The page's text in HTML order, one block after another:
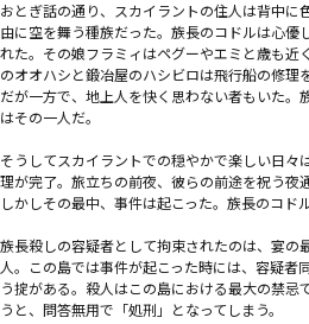
おとぎ話の通り、スカイラントの住人は背中に
由に空を舞う種族だった。族長のコドルは心優
れた。その娘フラミィはペグーやエミと歳も近
のオオハシと鍛冶屋のハシビロは飛行船の修理
だが一方で、地上人を快く思わない者もいた。
はその一人だ。
――そうしてスカイラントでの穏やかで楽しい日
理が完了。旅立ちの前夜、彼らの前途を祝う夜
しかしその最中、事件は起こった。族長のコド
族長殺しの容疑者として拘束されたのは、宴の
人。この島では事件が起こった時には、容疑者
う掟がある。殺人はこの島における最大の禁忌
うと、問答無用で「処刑」となってしまう。